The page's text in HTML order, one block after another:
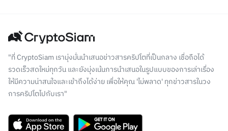
"ที่ CryptoSiam เรามุ่งมั่นนำเสนอข่าวสารคริปโตที่เป็นกลาง เชื่อถือได้
รวดเร็วสดใหม่ทุกวัน และยังมุ่งเน้นการนำเสนอในรูปแบบของการเล่าเรื่อง
ให้มีความน่าสนใจและเข้าถึงได้ง่าย เพื่อให้คุณ 'ไม่พลาด' ทุกข่าวสารในวง
การคริปโตไปกับเรา"